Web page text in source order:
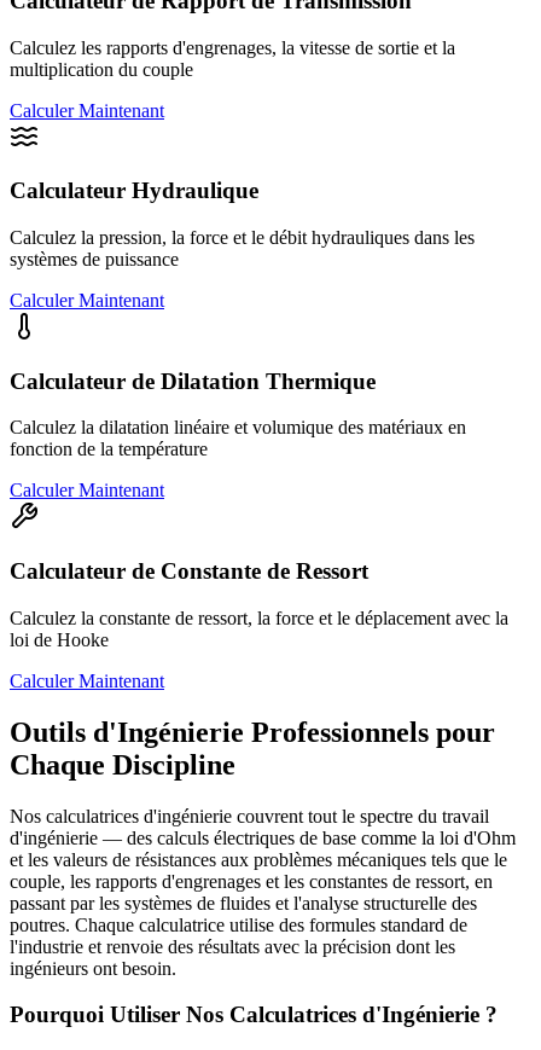
Calculez les rapports d'engrenages, la vitesse de sortie et la
multiplication du couple
Calculer Maintenant
Calculateur Hydraulique
Calculez la pression, la force et le débit hydrauliques dans les
systèmes de puissance
Calculer Maintenant
Calculateur de Dilatation Thermique
Calculez la dilatation linéaire et volumique des matériaux en
fonction de la température
Calculer Maintenant
Calculateur de Constante de Ressort
Calculez la constante de ressort, la force et le déplacement avec la
loi de Hooke
Calculer Maintenant
Outils d'Ingénierie Professionnels pour
Chaque Discipline
Nos calculatrices d'ingénierie couvrent tout le spectre du travail
d'ingénierie — des calculs électriques de base comme la loi d'Ohm
et les valeurs de résistances aux problèmes mécaniques tels que le
couple, les rapports d'engrenages et les constantes de ressort, en
passant par les systèmes de fluides et l'analyse structurelle des
poutres. Chaque calculatrice utilise des formules standard de
l'industrie et renvoie des résultats avec la précision dont les
ingénieurs ont besoin.
Pourquoi Utiliser Nos Calculatrices d'Ingénierie ?